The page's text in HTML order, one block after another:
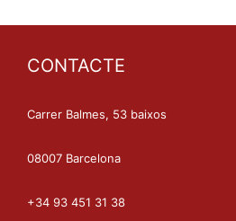
CONTACTE
Carrer Balmes, 53 baixos
08007 Barcelona
+34 93 451 31 38